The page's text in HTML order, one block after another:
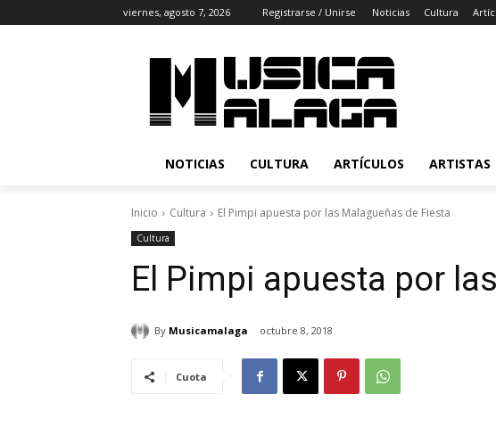
viernes, agosto 7, 2026 Registrarse / Unirse Noticias Cultura
NOTICIAS CULTURA ARTÍCULOS ARTISTAS
Inicio Cultura El Pimpi apuesta por las Malagueñas de Fiesta
Cultura
El Pimpi apuesta por
By Musicamalaga octubre 8, 2018
Cuota